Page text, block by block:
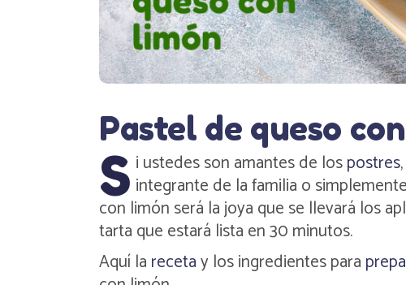
Pastel de queso
S i ustedes son amantes de lospostres
integrante de la familia o
con limón será la joya que se llevará los
tarta que estará lista en 30 minutos.
Aquí la recetay los ingredientes para